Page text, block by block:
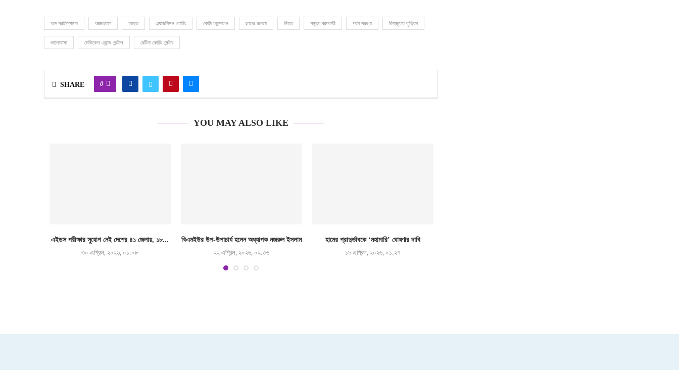
অঙ্গ প্রতিস্থাপন আত্মত্যাগ আহত এ্যাডমিশন কোচিং কোটা আন্দোলন ছাত্র-জনতা নিহত পঙ্গুত্ব বরণকারী পরম শ্রদ্ধা বিনামূল্যে কৃত্রিম
ভালোবাসা মেডিকেল এ্যান্ড ডেন্টাল রেটিনা কোচিং সেন্টার
SHARE 0
YOU MAY ALSO LIKE
এইডস পরীক্ষার সুযোগ নেই দেশের ৪১ জেলায়, ১৮...
৩০ এপ্রিল, ২০২৬, ০১:০৮
বিএমইউর উপ-উপাচার্য হলেন অধ্যাপক নজরুল ইসলাম
২২ এপ্রিল, ২০২৬, ০২:৩৬
হামের প্রাদুর্ভাবকে ‘মহামারি’ ঘোষণার দাবি
১৯ এপ্রিল, ২০২৬, ০১:২৭